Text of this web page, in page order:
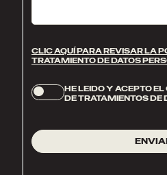
CLIC AQUÍ PARA REVISAR LA
TRATAMIENTO DE DATOS
HE LEIDO Y ACEPTO
DE TRATAMIENTOS DE